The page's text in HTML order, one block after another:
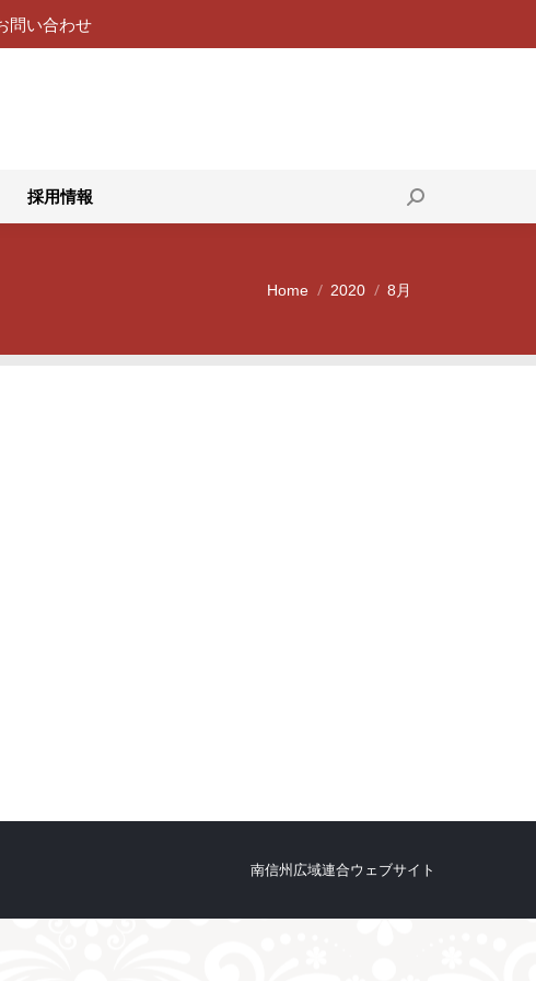
問い合わせ
採用情報 Search:
You are here:
Home 2020 8月
南信州広域連合ウェブサイト
119番通報